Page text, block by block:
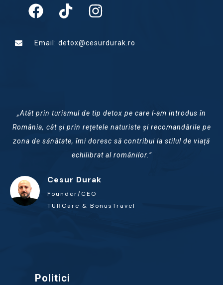
Email: detox@cesurdurak.ro
„Atât prin turismul de tip detox pe care l-am introdus în
România, cât și prin rețetele naturiste și recomandările pe
zona de sănătate, îmi doresc să contribui la stilul de viață
echilibrat al românilor.”
Cesur Durak
Founder/CEO
TURCare & BonusTravel
Politici